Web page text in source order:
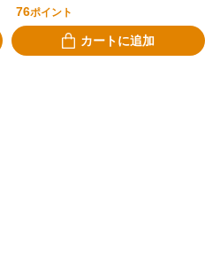
76ポイント
カートに追加